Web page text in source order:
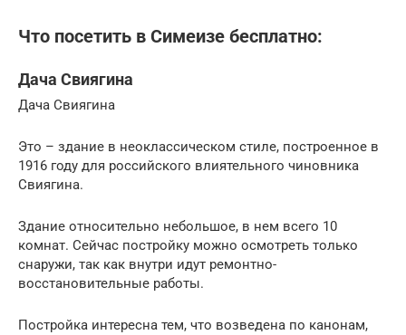
Что посетить в Симеизе бесплатно:
Дача Свиягина
Дача Свиягина
Это – здание в неоклассическом стиле, построенное в
1916 году для российского влиятельного чиновника
Свиягина.
Здание относительно небольшое, в нем всего 10
комнат. Сейчас постройку можно осмотреть только
снаружи, так как внутри идут ремонтно-
восстановительные работы.
Постройка интересна тем, что возведена по канонам,